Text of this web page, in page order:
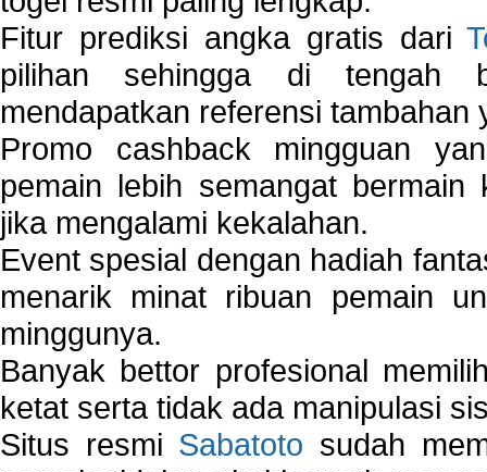
Fitur prediksi angka gratis dari
pilihan sehingga di tengah
mendapatkan referensi tambahan
Promo cashback mingguan
pemain lebih semangat bermain
jika mengalami kekalahan.
Event spesial dengan hadiah
menarik minat ribuan pemain
minggunya.
Banyak bettor profesional
ketat serta tidak ada manipulasi
Situs resmi Sabatoto sudah